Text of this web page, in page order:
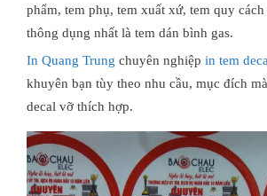
phẩm, tem phụ, tem xuất xứ, tem quy
thông dụng nhất là tem dán bình gas.
In Quang Trung chuyên nghiệp in tem
khuyên bạn tùy theo nhu cầu, mục đích
decal vỡ thích hợp.